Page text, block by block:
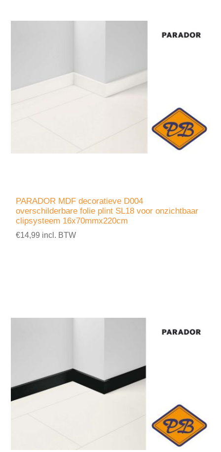
PARADOR MDF decoratieve D004
overschilderbare folie plint SL18 voor onzichtbaar
clipsysteem 16x70mmx220cm
€14,99 incl. BTW